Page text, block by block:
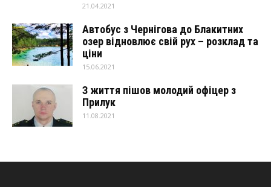
21.04.2021
Автобус з Чернігова до Блакитних
озер відновлює свій рух – розклад та
ціни
15.06.2021
З життя пішов молодий офіцер з
Прилук
11.08.2021